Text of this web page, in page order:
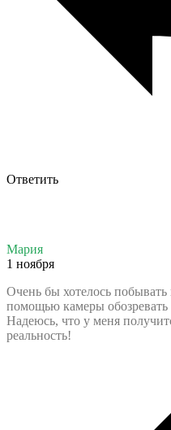
Ответить
Мария
1 ноября
Очень бы хотелось побывать
помощью камеры обозревать
Надеюсь, что у меня
реальность!